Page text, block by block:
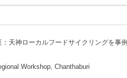
天神ローカルフードサイクリングを事例
Workshop, Chanthaburi